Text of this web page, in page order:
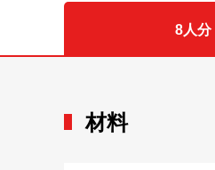
8人分
材料